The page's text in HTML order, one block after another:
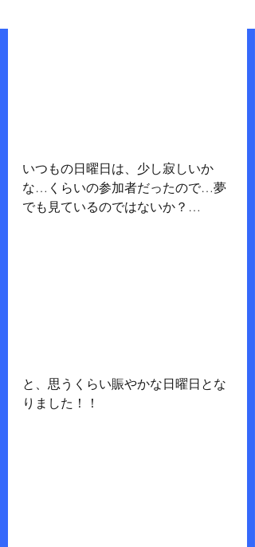
いつもの日曜日は、少し寂しいか
な…くらいの参加者だったので…夢
でも見ているのではないか？…
と、思うくらい賑やかな日曜日とな
りました！！